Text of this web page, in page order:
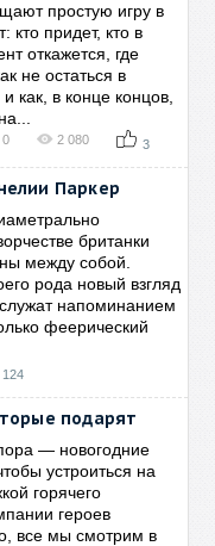
простую игру в
кто придет, кто в
откажется, где
не остаться в
как, в конце концов,
0 2 080 3
Паркер
британки
между собой.
рода новый взгляд
напоминанием
феерический
124
подарят
— новогодние
устроиться на
горячего
героев
все мы смотрим в